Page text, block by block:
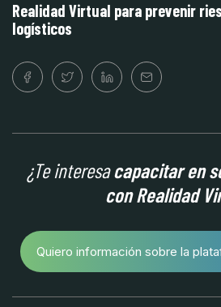
Realidad Virtual para prevenir
logísticos
¿Te interesacapacitar en
con Realidad
Quiero información sobre la